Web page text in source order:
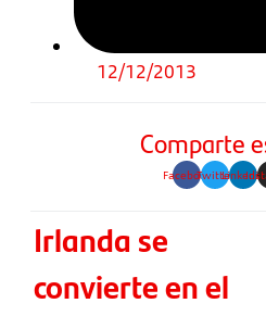
12/12/2013
Comparte
FacebookTwitterLinkedin
Irlanda se
convierte en el